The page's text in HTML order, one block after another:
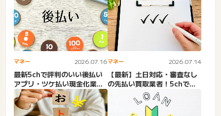
マネー 2026.07.16
最新5chで評判のいい後払い
アプリ・ツケ払い現金化業
者。ヒアリングなし・独立
系...
マネー 2026.07.14
【最新】土日対応・審査なし
の先払い買取業者！5chで口
コミ評判の良いのはどこ？...